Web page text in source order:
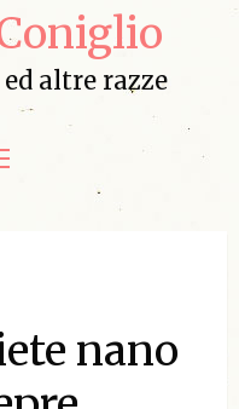
altre razze
nano